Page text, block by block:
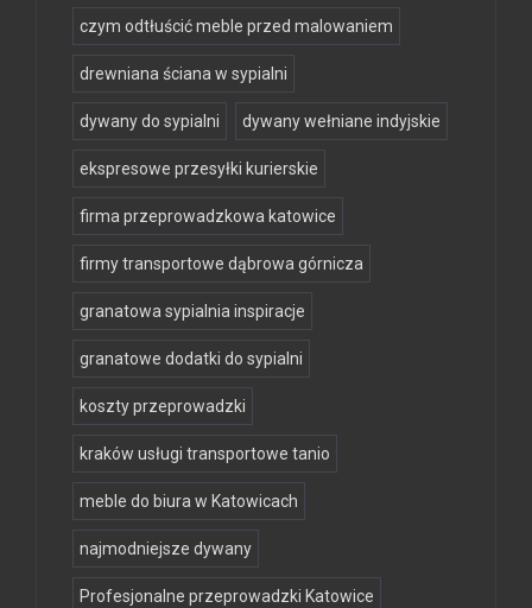
czym odtłuścić meble przed malowaniem
drewniana ściana w sypialni
dywany do sypialni dywany wełniane indyjskie
ekspresowe przesyłki kurierskie
firma przeprowadzkowa katowice
firmy transportowe dąbrowa górnicza
granatowa sypialnia inspiracje
granatowe dodatki do sypialni
koszty przeprowadzki
kraków usługi transportowe tanio
meble do biura w Katowicach
najmodniejsze dywany
Profesjonalne przeprowadzki Katowice